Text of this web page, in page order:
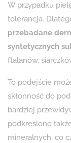
W przypadku
tolerancja.
przebadane
syntetycznych
ftalanów,
To podejście
skłonność do
bardziej
podkreślono
mineralnych, co